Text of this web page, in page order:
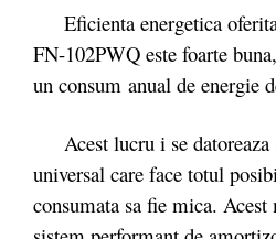
Eficienta energetica
FN-102PWQ este foarte
un consum anual de energie
Acest lucru i se datoreaza
universal care face totul
consumata sa fie mica.